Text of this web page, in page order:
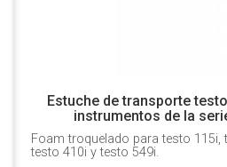
Estuche de transporte
instrumentos de la
Foam troquelado para testo 115i,
testo 410i y testo 549i.